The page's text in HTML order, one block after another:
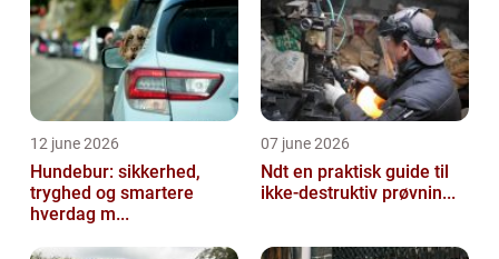
12 june 2026
Hundebur: sikkerhed,
tryghed og smartere
hverdag m...
07 june 2026
Ndt en praktisk guide til
ikke-destruktiv prøvnin...